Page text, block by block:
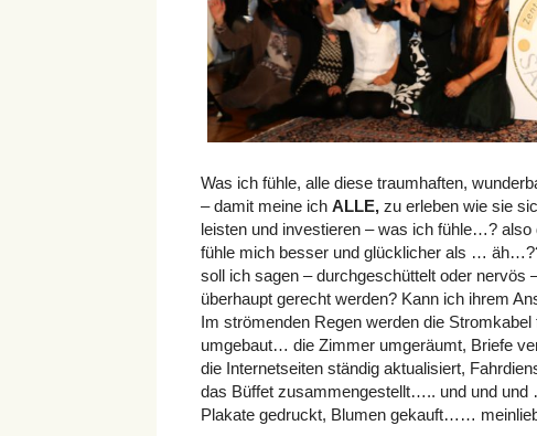
Was ich fühle, alle diese traumhaften,
– damit meine ich ALLE, zu erleben wie sie
leisten und investieren – was ich fühle…?
fühle mich besser und glücklicher als …
soll ich sagen – durchgeschüttelt oder nervös
überhaupt gerecht werden? Kann ich ihrem
Im strömenden Regen werden die
umgebaut… die Zimmer umgeräumt, Briefe
die Internetseiten ständig aktualisiert,
das Büffet zusammengestellt….. und und und
Plakate gedruckt, Blumen gekauft……